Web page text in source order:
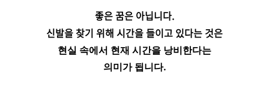
좋은 꿈은 아닙니다.
신발을 찾기 위해 시간을 들이고 있다는 것은
현실 속에서 현재 시간을 낭비한다는
의미가 됩니다.